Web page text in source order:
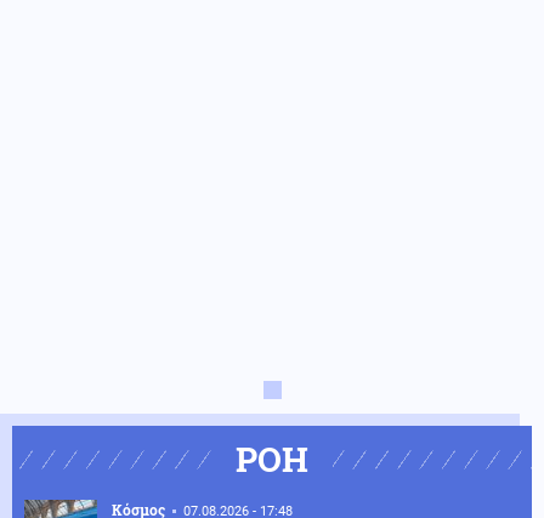
ΡΟΗ
Κόσμος 07.08.2026 - 17:48